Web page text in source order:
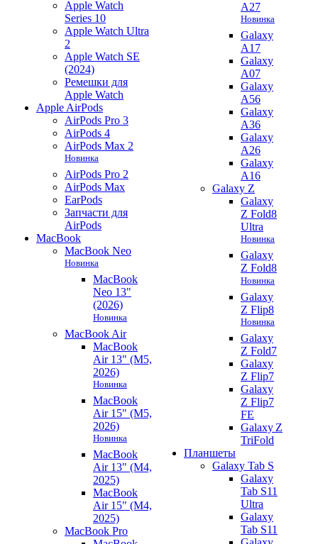
Apple Watch
Series 10
Apple Watch Ultra
2
Apple Watch SE
(2024)
Ремешки для
Apple Watch
Apple AirPods
AirPods Pro 3
AirPods 4
AirPods Max 2
Новинка
AirPods Pro 2
AirPods Max
EarPods
Запчасти для
AirPods
MacBook
MacBook Neo
Новинка
MacBook
Neo 13"
(2026)
Новинка
MacBook Air
MacBook
Air 13" (M5,
2026)
Новинка
MacBook
Air 15" (M5,
2026)
Новинка
MacBook
Air 13" (M4,
2025)
MacBook
Air 15" (M4,
2025)
MacBook Pro
A27
Новинка
Galaxy
A17
Galaxy
A07
Galaxy
A56
Galaxy
A36
Galaxy
A26
Galaxy
A16
Galaxy Z
Galaxy
Z Fold8
Ultra
Новинка
Galaxy
Z Fold8
Новинка
Galaxy
Z Flip8
Новинка
Galaxy
Z Fold7
Galaxy
Z Flip7
Galaxy
Z Flip7
FE
Galaxy Z
TriFold
Планшеты
Galaxy Tab S
Galaxy
Tab S11
Ultra
Galaxy
Tab S11